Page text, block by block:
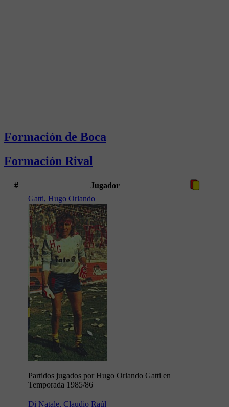
Formación de Boca
Formación Rival
#
Jugador
Gatti, Hugo Orlando
Partidos jugados por Hugo Orlando Gatti en
Temporada 1985/86
Di Natale, Claudio Raúl